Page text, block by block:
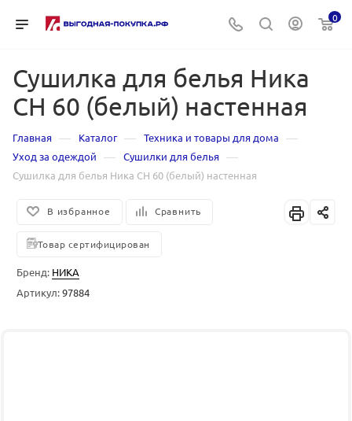
0
Сушилка для белья Ника
СН 60 (белый) настенная
Главная — Каталог — Техника и товары для дома —
Уход за одеждой — Сушилки для белья —
Сушилка для белья Ника СН 60 (белый) настенная
В избранное Сравнить
Товар сертифицирован
Бренд: НИКА
Артикул:97884